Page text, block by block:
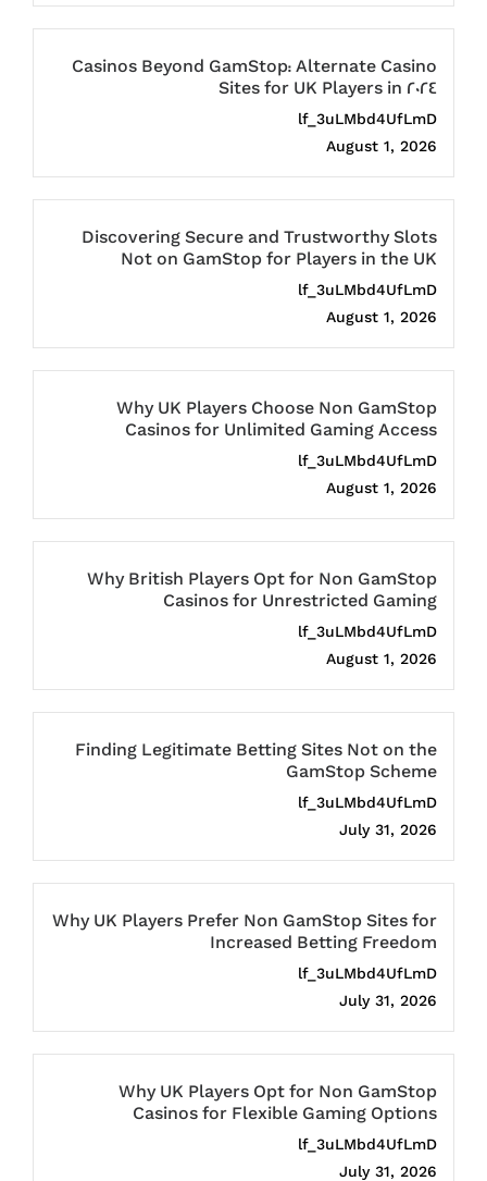
Casinos Beyond GamStop: Alternate Casino
Sites for UK Players in 2024
lf_3uLMbd4UfLmD
August 1, 2026
Discovering Secure and Trustworthy Slots
Not on GamStop for Players in the UK
lf_3uLMbd4UfLmD
August 1, 2026
Why UK Players Choose Non GamStop
Casinos for Unlimited Gaming Access
lf_3uLMbd4UfLmD
August 1, 2026
Why British Players Opt for Non GamStop
Casinos for Unrestricted Gaming
lf_3uLMbd4UfLmD
August 1, 2026
Finding Legitimate Betting Sites Not on the
GamStop Scheme
lf_3uLMbd4UfLmD
July 31, 2026
Why UK Players Prefer Non GamStop Sites for
Increased Betting Freedom
lf_3uLMbd4UfLmD
July 31, 2026
Why UK Players Opt for Non GamStop
Casinos for Flexible Gaming Options
lf_3uLMbd4UfLmD
July 31, 2026